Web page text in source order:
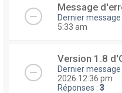
Message
Dernier
5:33 am
Version 1.8
Dernier
2026 12:36 pm
Réponses : 3